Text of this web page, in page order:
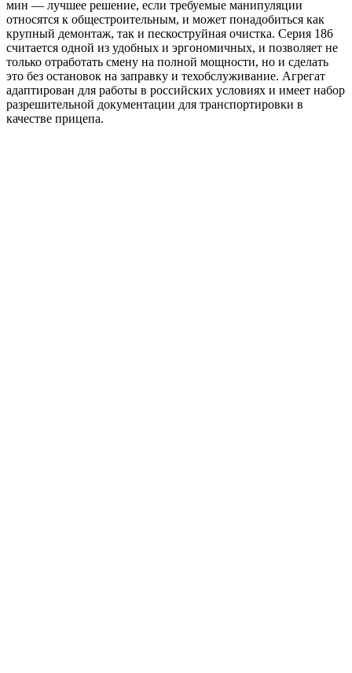
мин — лучшее решение, если требуемые манипуляции
относятся к общестроительным, и может понадобиться как
крупный демонтаж, так и пескоструйная очистка. Серия 186
считается одной из удобных и эргономичных, и позволяет не
только отработать смену на полной мощности, но и сделать
это без остановок на заправку и техобслуживание. Агрегат
адаптирован для работы в российских условиях и имеет набор
разрешительной документации для транспортировки в
качестве прицепа.